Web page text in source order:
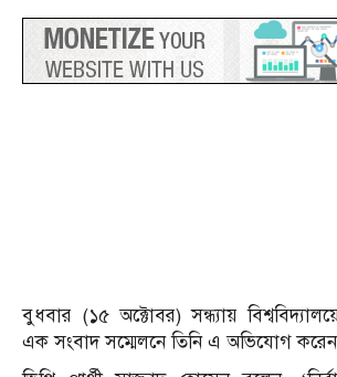
বুধবার (১৫ অক্টোবর) সন্ধ্যায়
এক সংবাদ সম্মেলনে তিনি এ অভিযোগ